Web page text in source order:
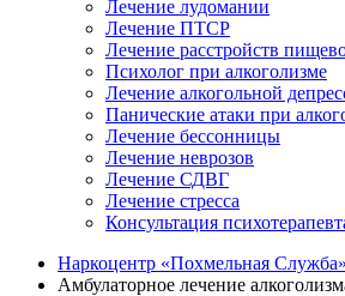
Лечение лудомании
Лечение ПТСР
Лечение расстройств
Психолог при алкоголизме
Лечение алкогольной
Панические атаки при
Лечение бессонницы
Лечение неврозов
Лечение СДВГ
Лечение стресса
Консультация
Наркоцентр «Похмельная
Амбулаторное лечение